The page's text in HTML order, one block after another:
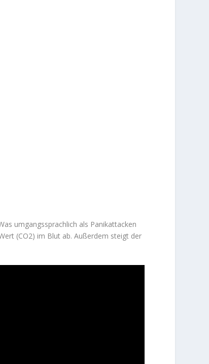
umgangssprachlich als Panikattacken
(CO2) im Blut ab. Außerdem steigt der